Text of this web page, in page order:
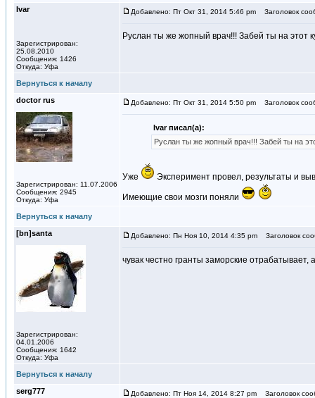
Ivar
Зарегистрирован:
25.08.2010
Сообщения: 1426
Откуда: Уфа
Добавлено: Пт Окт 31, 2014 5:46 pm Заголовок
Руслан ты же жопный врач!!! Забей ты на этот
Вернуться к началу
doctor rus
Зарегистрирован: 11.07.2006
Сообщения: 2945
Откуда: Уфа
Добавлено: Пт Окт 31, 2014 5:50 pm Заголовок
Ivar писал(а):
Руслан ты же жопный врач!!! Забей ты на
Уже Эксперимент провел, результаты и
Имеющие свои мозги поняли
Вернуться к началу
[bn]santa
Зарегистрирован:
04.01.2006
Сообщения: 1642
Откуда: Уфа
Добавлено: Пн Ноя 10, 2014 4:35 pm Заголовок
чувак честно гранты заморские отрабатывает,
Вернуться к началу
serg777
Добавлено: Пт Ноя 14, 2014 8:27 pm Заголовок